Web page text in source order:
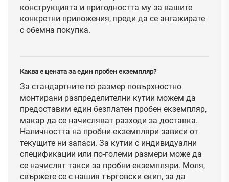
конструкцията и пригодността му за вашите
конкретни приложения, преди да се ангажирате
с обемна покупка.
Каква е цената за един пробен екземпляр?
За стандартните по размер повърхностно
монтирани разпределителни кутии можем да
предоставим един безплатен пробен екземпляр,
макар да се начисляват разходи за доставка.
Наличността на пробни екземпляри зависи от
текущите ни запаси. За кутии с индивидуални
спецификации или по-големи размери може да
се начислят такси за пробни екземпляри. Моля,
свържете се с нашия търговски екип, за да